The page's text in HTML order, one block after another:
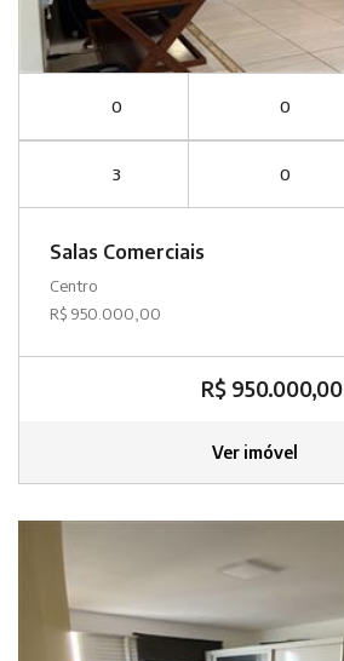
0 0
3 0
Salas Comerciais
Centro
R$ 950.000,00
R$ 950.000,00
Ver imóvel